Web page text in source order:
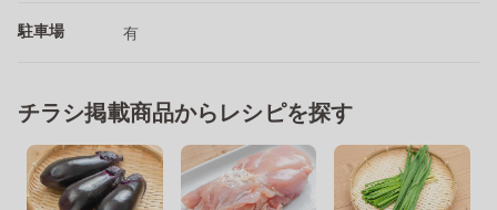
駐車場 有
チラシ掲載商品からレシピを探す